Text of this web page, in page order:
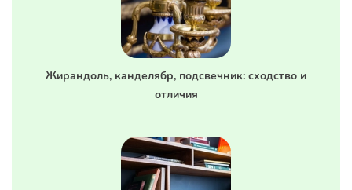
Жирандоль, канделябр, подсвечник: сходство и
отличия